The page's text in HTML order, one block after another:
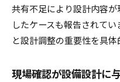
共有不足により設計内容
したケースも報告されて
と設計調整の重要性を具体
現場確認が設備設計に